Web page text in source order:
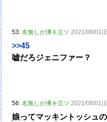
53:名無しが沸キ立ツ 2021/08/01(
>>45
嘘だろジェニファー？
56:名無しが沸キ立ツ 2021/08/01(
娘ってマッキントッシュ